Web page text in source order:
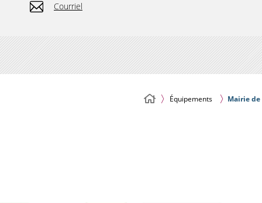
Courriel
Équipements Mairie de